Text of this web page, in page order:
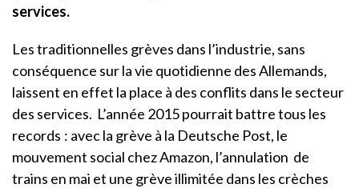
services.
Les traditionnelles grèves dans l’industrie, sans
conséquence sur la vie quotidienne des Allemands,
laissent en effet la place à des conflits dans le secteur
des services. L’année 2015 pourrait battre tous les
records : avec la grève à la Deutsche Post, le
mouvement social chez Amazon, l’annulation de
trains en mai et une grève illimitée dans les crèches